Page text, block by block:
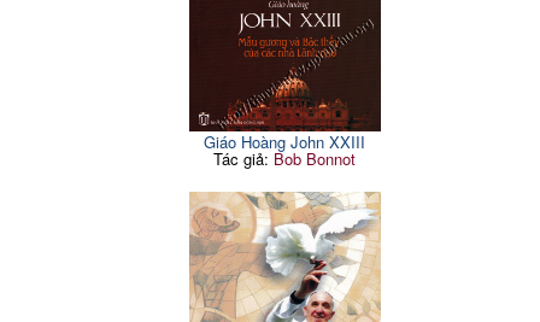
Giáo Hoàng John XXIII
Tác giả: Bob Bonnot